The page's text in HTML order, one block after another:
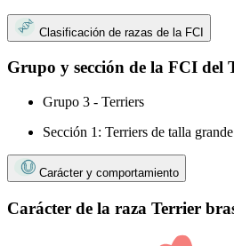
Clasificación de razas de la FCI
Grupo y sección de la FCI del
Grupo 3 - Terriers
Sección 1: Terriers de talla
Carácter y comportamiento
Carácter de la raza Terrier